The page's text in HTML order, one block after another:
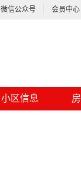
微信公众号 会员中心
小区信息